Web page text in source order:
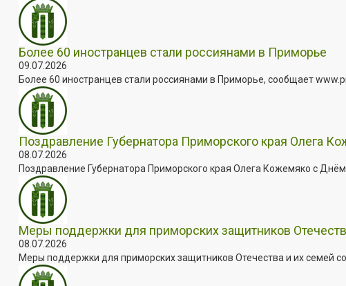
Более 60 иностранцев стали россиянами в Приморье
09.07.2026
Более 60 иностранцев стали россиянами в Приморье, сообщает
Поздравление Губернатора Приморского края Олега
08.07.2026
Поздравление Губернатора Приморского края Олега Кожемяко с
Меры поддержки для приморских защитников
08.07.2026
Меры поддержки для приморских защитников Отечества и их семей